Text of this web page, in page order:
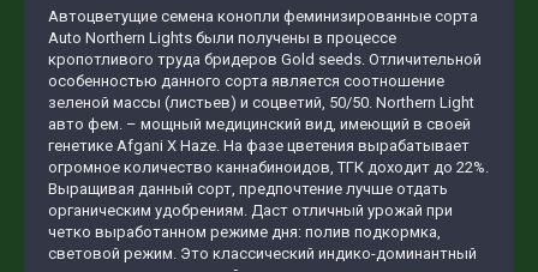
Автоцветущие семена конопли феминизированные сорта
Auto Northern Lights были получены в процессе
кропотливого труда бридеров Gold seeds. Отличительной
особенностью данного сорта является соотношение
зеленой массы (листьев) и соцветий, 50/50. Northern Light
авто фем. – мощный медицинский вид, имеющий в своей
генетике Afgani Х Haze. На фазе цветения вырабатывает
огромное количество каннабиноидов, ТГК доходит до 22%.
Выращивая данный сорт, предпочтение лучше отдать
органическим удобрениям. Даст отличный урожай при
четко выработанном режиме дня: полив подкормка,
световой режим. Это классический индико-доминантный